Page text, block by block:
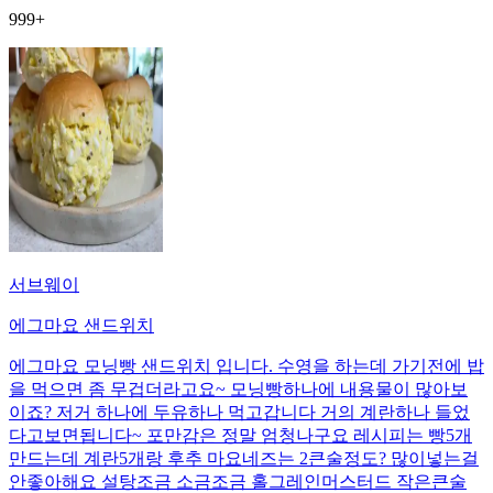
999+
서브웨이
에그마요 샌드위치
에그마요 모닝빵 샌드위치 입니다. 수영을 하는데 가기전에 밥
을 먹으면 좀 무겁더라고요~ 모닝빵하나에 내용물이 많아보
이죠? 저거 하나에 두유하나 먹고갑니다 거의 계란하나 들었
다고보면됩니다~ 포만감은 정말 엄청나구요 레시피는 빵5개
만드는데 계란5개랑 후추 마요네즈는 2큰술정도? 많이넣는걸
안좋아해요 설탕조금 소금조금 홀그레인머스터드 작은큰술